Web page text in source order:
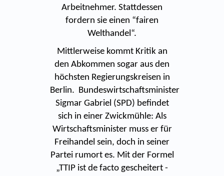
Arbeitnehmer. Stattdessen
fordern sie einen “fairen
Welthandel“.
Mittlerweise kommt Kritik an
den Abkommen sogar aus den
höchsten Regierungskreisen in
Berlin. Bundeswirtschaftsminister
Sigmar Gabriel (SPD) befindet
sich in einer Zwickmühle: Als
Wirtschaftsminister muss er für
Freihandel sein, doch in seiner
Partei rumort es. Mit der Formel
„TTIP ist de facto gescheitert -